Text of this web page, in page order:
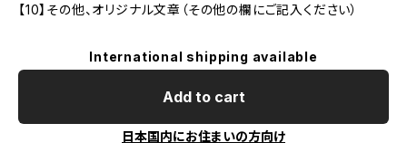
【10】その他、オリジナル文章（その他の欄にご記入ください）
International shipping available
Add to cart
日本国内にお住まいの方向け